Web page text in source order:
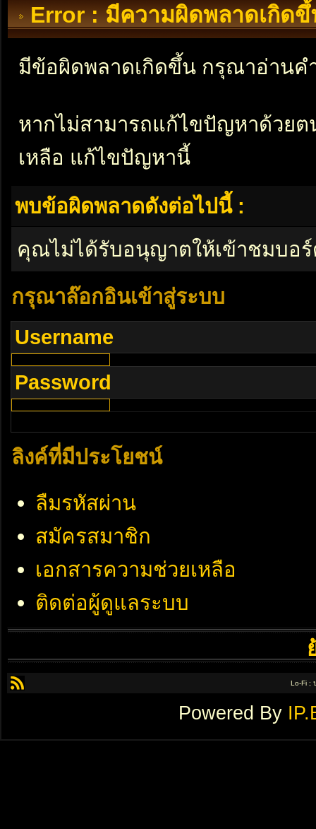
Error : มีความผิดพลาดเกิดขึ้
มีข้อผิดพลาดเกิดขึ้น กรุณาอ่านค
หากไม่สามารถแก้ไขปัญหาด้วย
เหลือ แก้ไขปัญหานี้
พบข้อผิดพลาดดังต่อไปนี้ :
คุณไม่ได้รับอนุญาตให้เข้าชมบอ
กรุณาล๊อกอินเข้าสู่ระบบ
Username
Password
ลิงค์ที่มีประโยชน์
ลืมรหัสผ่าน
สมัครสมาชิก
เอกสารความช่วยเหลือ
ติดต่อผู้ดูแลระบบ
Lo-Fi ;
Powered By